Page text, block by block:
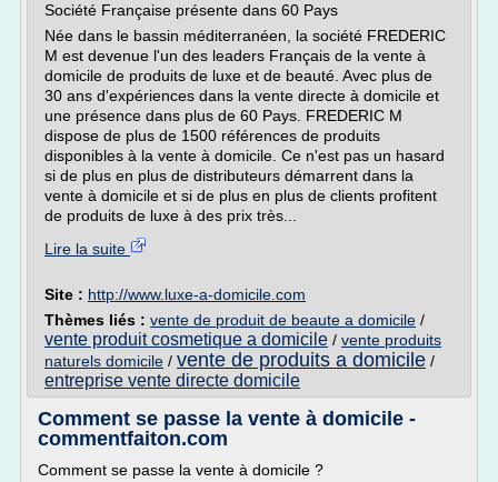
Société Française présente dans 60 Pays
Née dans le bassin méditerranéen, la société FREDERIC
M est devenue l'un des leaders Français de la vente à
domicile de produits de luxe et de beauté. Avec plus de
30 ans d'expériences dans la vente directe à domicile et
une présence dans plus de 60 Pays. FREDERIC M
dispose de plus de 1500 références de produits
disponibles à la vente à domicile. Ce n'est pas un hasard
si de plus en plus de distributeurs démarrent dans la
vente à domicile et si de plus en plus de clients profitent
de produits de luxe à des prix très...
Lire la suite
Site : http://www.luxe-a-domicile.com
Thèmes liés : vente de produit de beaute a domicile /
vente produit cosmetique a domicile / vente produits
naturels domicile / vente de produits a domicile /
entreprise vente directe domicile
Comment se passe la vente à domicile -
commentfaiton.com
Comment se passe la vente à domicile ?